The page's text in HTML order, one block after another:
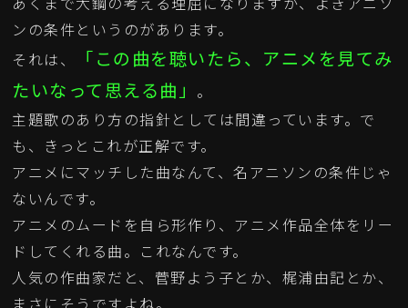
ンの条件というのがあります。
それは、
「この曲を聴いたら、アニメを見てみ
たいなって思える曲」 。
主題歌のあり方の指針としては間違っています。で
も、きっとこれが正解です。
アニメにマッチした曲なんて、名アニソンの条件じゃ
ないんです。
アニメのムードを自ら形作り、アニメ作品全体をリー
ドしてくれる曲。これなんです。
人気の作曲家だと、菅野よう子とか、梶浦由記とか、